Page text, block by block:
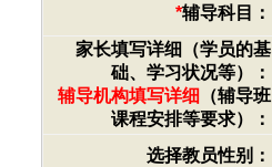
*辅导科目：
家长填写详细（学员的基
础、学习状况等）：
辅导机构填写详细 （辅导班
课程安排等要求）：
选择教员性别：